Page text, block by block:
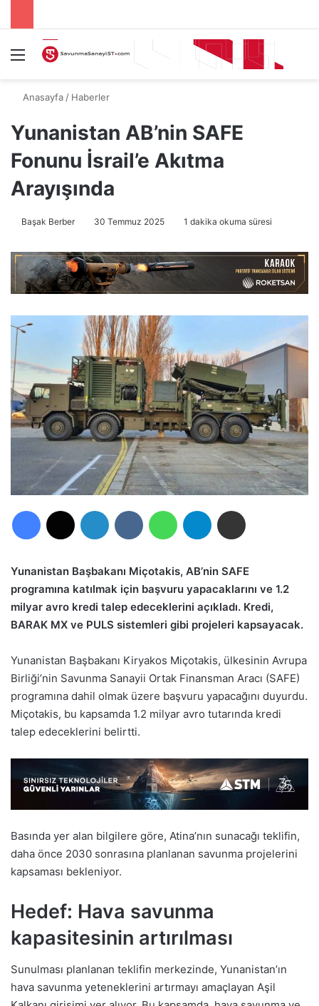
Menü
Anasayfa / Haberler
Yunanistan AB’nin SAFE
Fonunu İsrail’e Akıtma
Arayışında
Başak Berber 30 Temmuz 2025 1 dakika okuma süresi
Yunanistan Başbakanı Miçotakis, AB’nin SAFE
programına katılmak için başvuru yapacaklarını ve 1.2
milyar avro kredi talep edeceklerini açıkladı. Kredi,
BARAK MX ve PULS sistemleri gibi projeleri kapsayacak.
Yunanistan Başbakanı Kiryakos Miçotakis, ülkesinin Avrupa
Birliği’nin Savunma Sanayii Ortak Finansman Aracı (SAFE)
programına dahil olmak üzere başvuru yapacağını duyurdu.
Miçotakis, bu kapsamda 1.2 milyar avro tutarında kredi
talep edeceklerini belirtti.
Basında yer alan bilgilere göre, Atina’nın sunacağı teklifin,
daha önce 2030 sonrasına planlanan savunma projelerini
kapsaması bekleniyor.
Hedef: Hava savunma
kapasitesinin artırılması
Sunulması planlanan teklifin merkezinde, Yunanistan’ın
hava savunma yeteneklerini artırmayı amaçlayan Aşil